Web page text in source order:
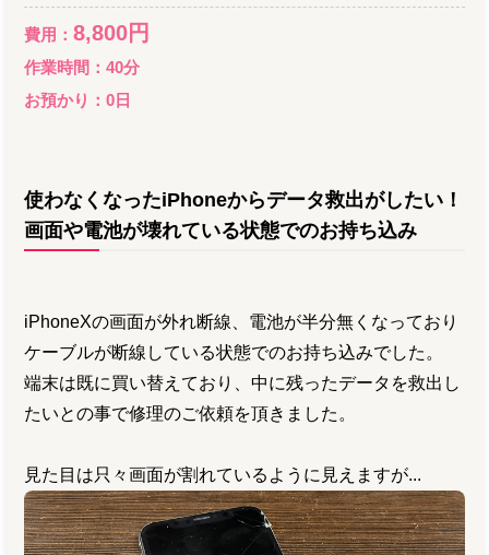
費用：8,800円
作業時間：40分
お預かり：0 日
使わなくなったiPhoneからデータ救出がしたい！
画面や電池が壊れている状態でのお持ち込み
iPhoneXの画面が外れ断線、電池が半分無くなっており
ケーブルが断線している状態でのお持ち込みでした。
端末は既に買い替えており、中に残ったデータを救出し
たいとの事で修理のご依頼を頂きました。
見た目は只々画面が割れているように見えますが...